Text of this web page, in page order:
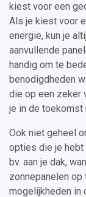
kiest voor een
Als je kiest voor
energie, kun je
aanvullende
handig om te
benodigdheden
die op een zeker
je in de toekomst
Ook niet geheel
opties die je hebt
bv. aan je dak,
zonnepanelen op
mogelijkheden in